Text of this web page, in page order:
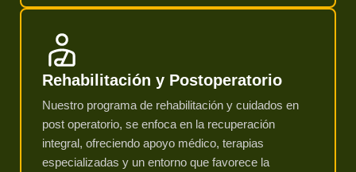
Rehabilitación y Postoperatorio
Nuestro programa de rehabilitación y cuidados en
post operatorio, se enfoca en la recuperación
integral, ofreciendo apoyo médico, terapias
especializadas y un entorno que favorece la